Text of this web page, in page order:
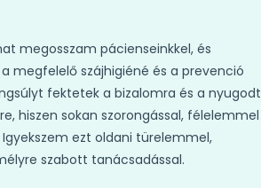
megosszam pácienseinkkel, és
megfelelő szájhigiéné és a prevenció
fektetek a bizalomra és a nyugodt
hiszen sokan szorongással, félelemmel
ezt oldani türelemmel,
szabott tanácsadással.